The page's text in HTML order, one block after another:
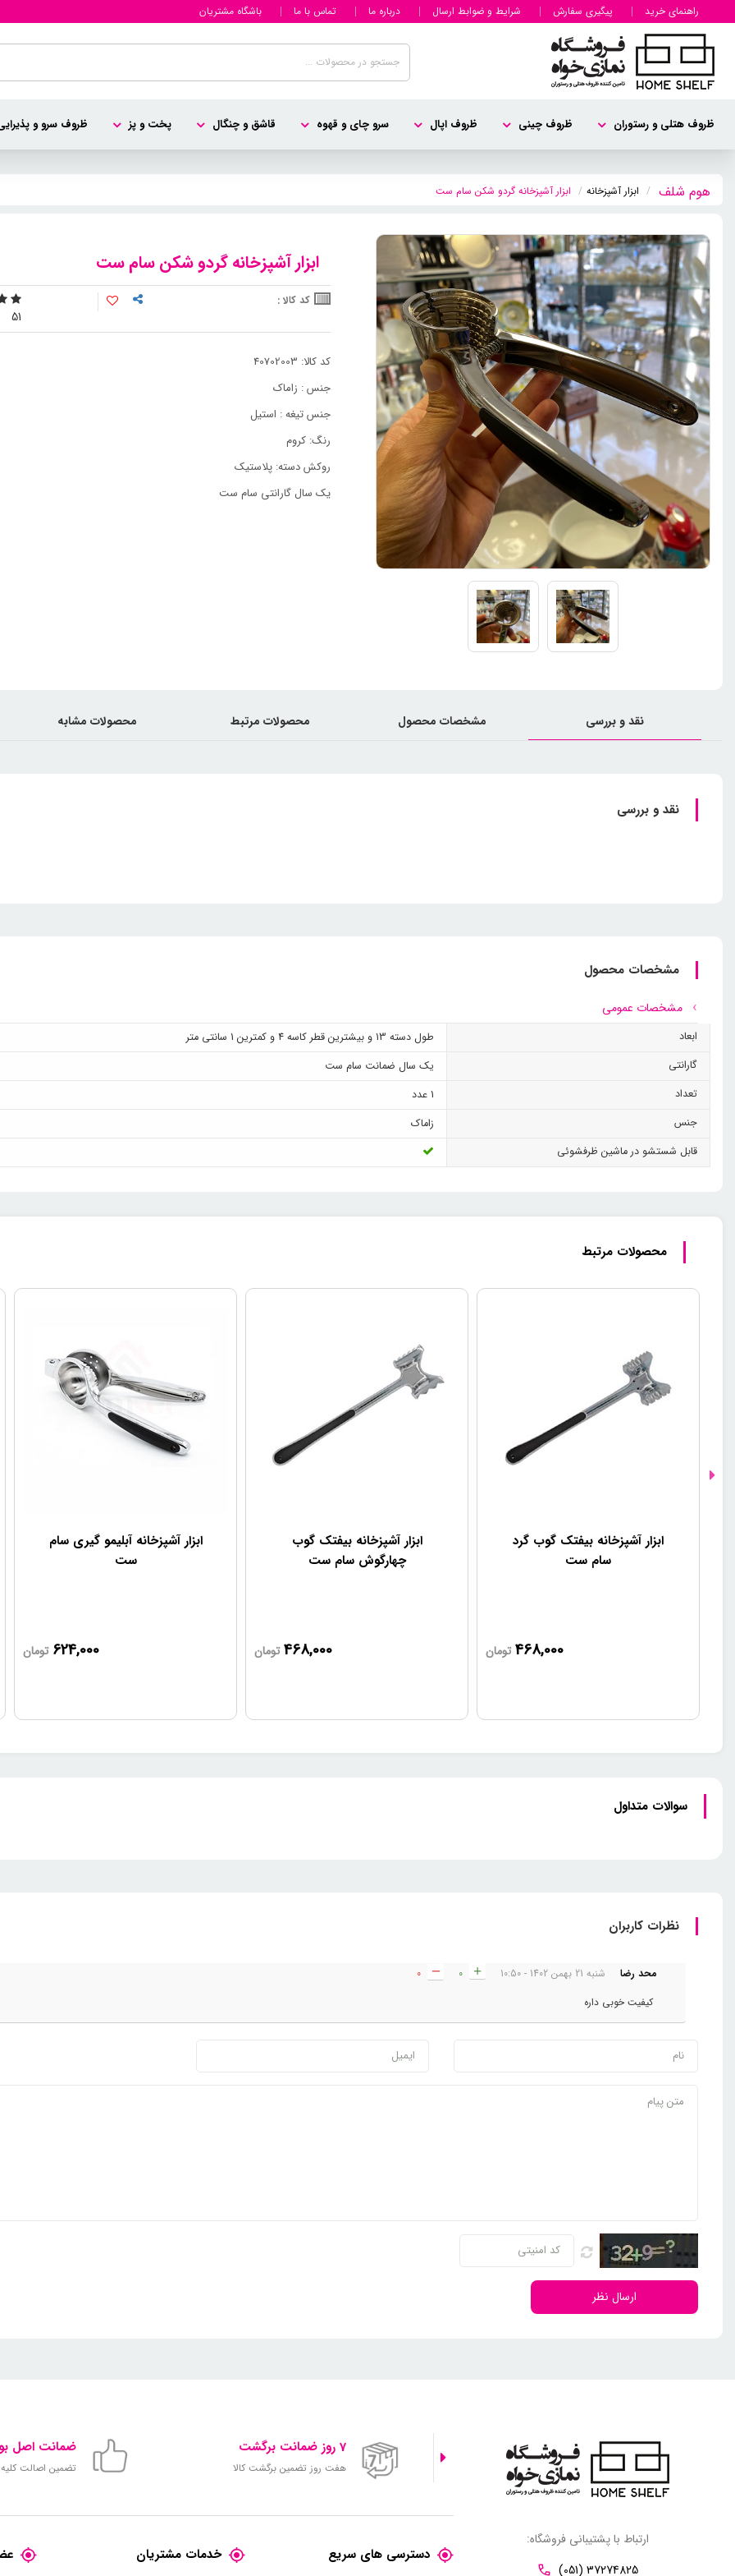
راهنمای خرید پیگیری سفارش شرایط و ضوابط ارسال درباره ما تماس با ما باشگاه مشتریان
ظروف هتلی و رستوران ظروف چینی ظروف اپال سرو چای و قهوه قاشق و چنگال پخت و پز ظروف سرو و
ابزار آشپزخانه ابزار آشپزخانه گردو شکن سام ست
ابزار آشپزخانه گردو شکن سام ست
کد کالا :
51
کد کالا: 40702003
جنس : زاماک
جنس تیغه : استیل
رنگ: کروم
روکش دسته: پلاستیک
یک سال گارانتی سام ست
نقد و بررسی مشخصات محصول محصولات مرتبط محصولات مشابه
نقد و بررسی
مشخصات محصول
مشخصات عمومی
ابعاد
طول دسته 13 و بیشترین قطر کاسه 4 و کمترین 1 سانتی متر
گارانتی
یک سال ضمانت سام ست
تعداد
1 عدد
جنس
زاماک
قابل شستشو در ماشین ظرفشوئی
محصولات مرتبط
ابزار آشپزخانه بیفتک گوب گرد
سام ست
468,000 تومان
ابزار آشپزخانه بیفتک گوب
چهارگوش سام ست
468,000 تومان
ابزار آشپزخانه آبلیمو گیری سام
ست
624,000 تومان
سوالات متداول
نظرات کاربران
محد رضا شنبه 21 بهمن 1402 - 10:50
کیفیت خوبی داره
ارسال نظر
ارتباط با پشتیبانی فروشگاه:
(051) 37274825
7 روز ضمانت برگشت
هفت روز تضمین برگشت کالا
ضمانت اصل
تضمین اصالت کلیه
دسترسی های سریع خدمات مشتریان